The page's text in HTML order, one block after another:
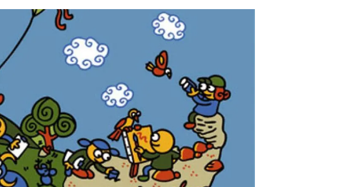
Programa de másteres y doctorado
Un lugar donde crecer
Desarrollo de carrera
Seminarios y actividades internas
Te ofrecemos formación